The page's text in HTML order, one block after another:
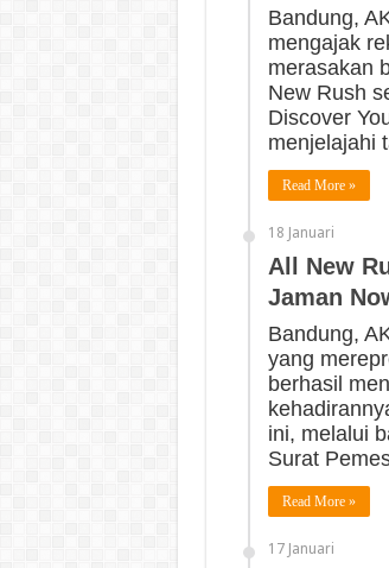
Bandung,
mengajak
merasakan
New Rush
Discover
menjelajahi
Read More »
18 Januari
All New
Jaman
Bandung,
yang
berhasil
ini, melalui
Surat
Read More »
17 Januari